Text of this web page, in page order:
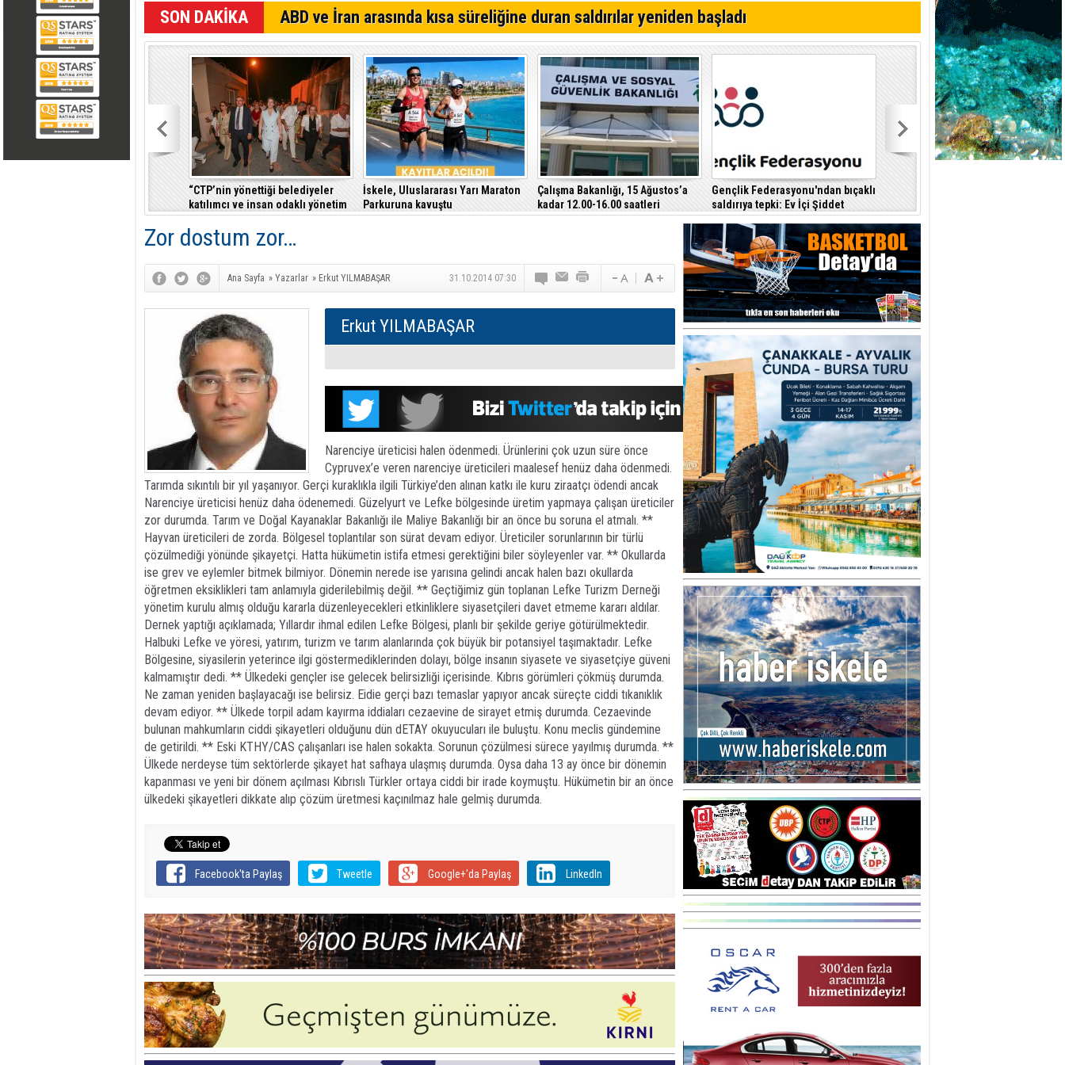
64. Geleneksel Mehmetçik Üzüm Festivali başladı
Özersay, DAÜ-SEN yetkilileriyle bir araya geldi
ABD ve İran arasında kısa süreliğine duran saldırılar yeniden başladı
“CTP’nin yönettiği belediyeler
katılımcı ve insan odaklı yönetim
anlayışıyla fark yaratıyor”
İskele, Uluslararası Yarı Maraton
Parkuruna kavuştu
Çalışma Bakanlığı, 15 Ağustos’a
kadar 12.00-16.00 saatleri
arasında güneş altında çalışmayı
Gençlik Federasyonu'ndan bıçaklı
saldırıya tepki: Ev İçi Şiddet
Yasası hayata geçirilmeli
Zor dostum zor…
Ana Sayfa » Yazarlar » Erkut YILMABAŞAR 31.10.2014 07:30
Erkut YILMABAŞAR
Narenciye üreticisi halen ödenmedi. Ürünlerini çok uzun süre önce
Cypruvex’e veren narenciye üreticileri maalesef henüz daha ödenmedi.
Tarımda sıkıntılı bir yıl yaşanıyor. Gerçi kuraklıkla ilgili Türkiye’den alınan katkı ile kuru ziraatçı ödendi ancak
Narenciye üreticisi henüz daha ödenemedi. Güzelyurt ve Lefke bölgesinde üretim yapmaya çalışan üreticiler
zor durumda. Tarım ve Doğal Kayanaklar Bakanlığı ile Maliye Bakanlığı bir an önce bu soruna el atmalı. **
Hayvan üreticileri de zorda. Bölgesel toplantılar son sürat devam ediyor. Üreticiler sorunlarının bir türlü
çözülmediği yönünde şikayetçi. Hatta hükümetin istifa etmesi gerektiğini biler söyleyenler var. ** Okullarda
ise grev ve eylemler bitmek bilmiyor. Dönemin nerede ise yarısına gelindi ancak halen bazı okullarda
öğretmen eksiklikleri tam anlamıyla giderilebilmiş değil. ** Geçtiğimiz gün toplanan Lefke Turizm Derneği
yönetim kurulu almış olduğu kararla düzenleyecekleri etkinliklere siyasetçileri davet etmeme kararı aldılar.
Dernek yaptığı açıklamada; Yıllardır ihmal edilen Lefke Bölgesi, planlı bir şekilde geriye götürülmektedir.
Halbuki Lefke ve yöresi, yatırım, turizm ve tarım alanlarında çok büyük bir potansiyel taşımaktadır. Lefke
Bölgesine, siyasilerin yeterince ilgi göstermediklerinden dolayı, bölge insanın siyasete ve siyasetçiye güveni
kalmamıştır dedi. ** Ülkedeki gençler ise gelecek belirsizliği içerisinde. Kıbrıs görümleri çökmüş durumda.
Ne zaman yeniden başlayacağı ise belirsiz. Eidie gerçi bazı temaslar yapıyor ancak süreçte ciddi tıkanıklık
devam ediyor. ** Ülkede torpil adam kayırma iddiaları cezaevine de sirayet etmiş durumda. Cezaevinde
bulunan mahkumların ciddi şikayetleri olduğunu dün dETAY okuyucuları ile buluştu. Konu meclis gündemine
de getirildi. ** Eski KTHY/CAS çalışanları ise halen sokakta. Sorunun çözülmesi sürece yayılmış durumda. **
Ülkede nerdeyse tüm sektörlerde şikayet hat safhaya ulaşmış durumda. Oysa daha 13 ay önce bir dönemin
kapanması ve yeni bir dönem açılması Kıbrıslı Türkler ortaya ciddi bir irade koymuştu. Hükümetin bir an önce
ülkedeki şikayetleri dikkate alıp çözüm üretmesi kaçınılmaz hale gelmiş durumda.
Facebook'ta Paylaş Tweetle Google+'da Paylaş LinkedIn